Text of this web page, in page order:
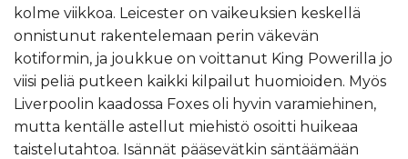
kolme viikkoa. Leicester on vaikeuksien keskellä
onnistunut rakentelemaan perin väkevän
kotiformin, ja joukkue on voittanut King Powerilla jo
viisi peliä putkeen kaikki kilpailut huomioiden. Myös
Liverpoolin kaadossa Foxes oli hyvin varamiehinen,
mutta kentälle astellut miehistö osoitti huikeaa
taistelutahtoa. Isännät pääsevätkin säntäämään